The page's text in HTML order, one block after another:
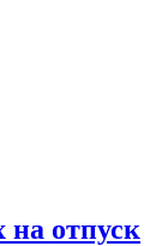
отпуск